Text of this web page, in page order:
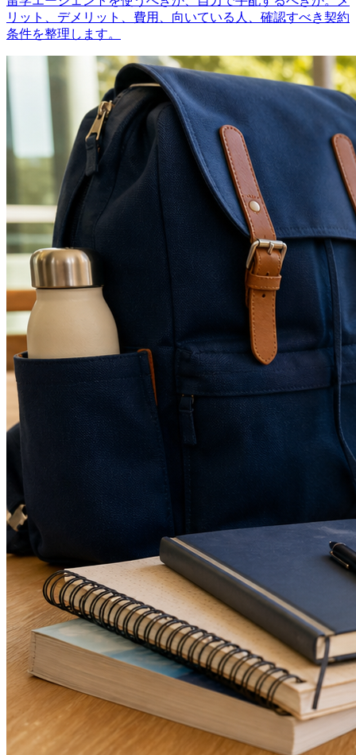
リット、デメリット、費用、向いている人、確認すべき契約
条件を整理します。